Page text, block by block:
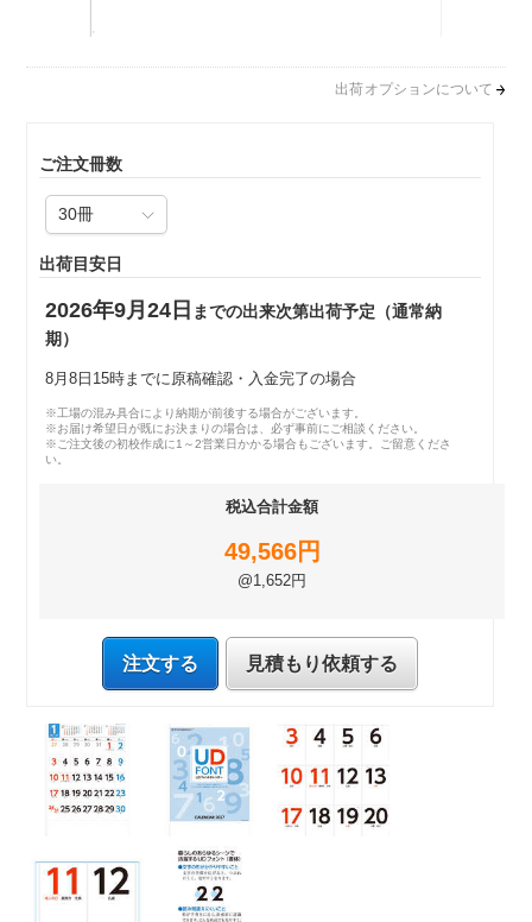
出荷オプションについて
ご注文冊数
出荷目安日
2026年9月24日 までの出来次第出荷予定（通常納
期）
8月8日15時までに原稿確認・入金完了の場合
※工場の混み具合により納期が前後する場合がございます。
※お届け希望日が既にお決まりの場合は、必ず事前にご相談ください。
※ご注文後の初校作成に1～2営業日かかる場合もございます。ご留意くださ
い。
税込合計金額
49,566円
@1,652円
注文する 見積もり依頼する